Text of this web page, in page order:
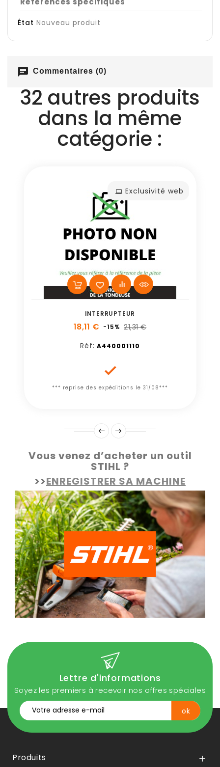
État Nouveau produit
chat Commentaires (0)
32 autres produits
dans la même
catégorie :
Exclusivité web
INTERRUPTEUR
18,11 € -15% 21,31 €
Réf: A440001110

*** reprise des expéditions le 31/08***
Vous venez d’acheter un outil
STIHL ?
>>ENREGISTRER SA MACHINE
Lettre d'informations
Soyez les premiers à recevoir nos offres spéciales
Produits 